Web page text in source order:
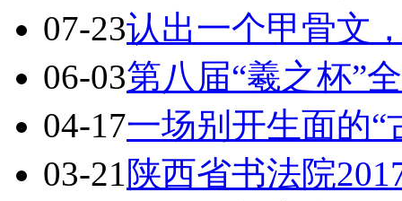
07-23认出一个甲骨文
06-03第八届“羲之杯”
04-17一场别开生面的“
03-21陕西省书法院